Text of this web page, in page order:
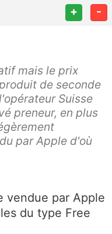
+ -
mais le prix
de seconde
Suisse
preneur, en plus
par Apple d'où
vendue par Apple
du type Free